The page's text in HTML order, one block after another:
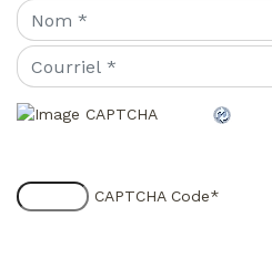
CAPTCHA Code*